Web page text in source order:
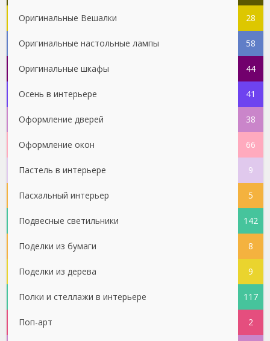
Оригинальные Вешалки 28
Оригинальные настольные лампы 58
Оригинальные шкафы 44
Осень в интерьере 41
Оформление дверей 38
Оформление окон 66
Пастель в интерьере 9
Пасхальный интерьер 5
Подвесные светильники 142
Поделки из бумаги 8
Поделки из дерева 9
Полки и стеллажи в интерьере 117
Поп-арт 2